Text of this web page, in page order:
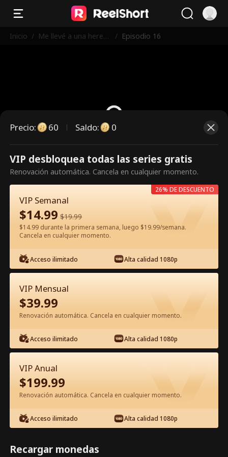
Inicio / Me llevé a una hered
/ Episodio 16
Es un episodio de pago.
Desbloquéalo para verlo.
60
Episodio 16 - Me llevé a una heredera
indomable Película Completa
Alias del drama:
16 17 18 19 20
Precio: 60 Saldo: 0
VIP desbloquea todas las series gratis
Renovación automática. Cancela en cualquier momento.
VIP Semanal
$14.99 $19.99
$14.99 durante la primera semana, luego $19.99/semana.
Cancela en cualquier momento.
Acceso ilimitado Alta calidad 1080p
26% DE DESCUENTO
VIP Mensual
$39.99
Renovación automática. Cancela en cualquier momento.
Acceso ilimitado Alta calidad 1080p
VIP Anual
$199.99
Renovación automática. Cancela en cualquier momento.
Acceso ilimitado Alta calidad 1080p
Recargar monedas